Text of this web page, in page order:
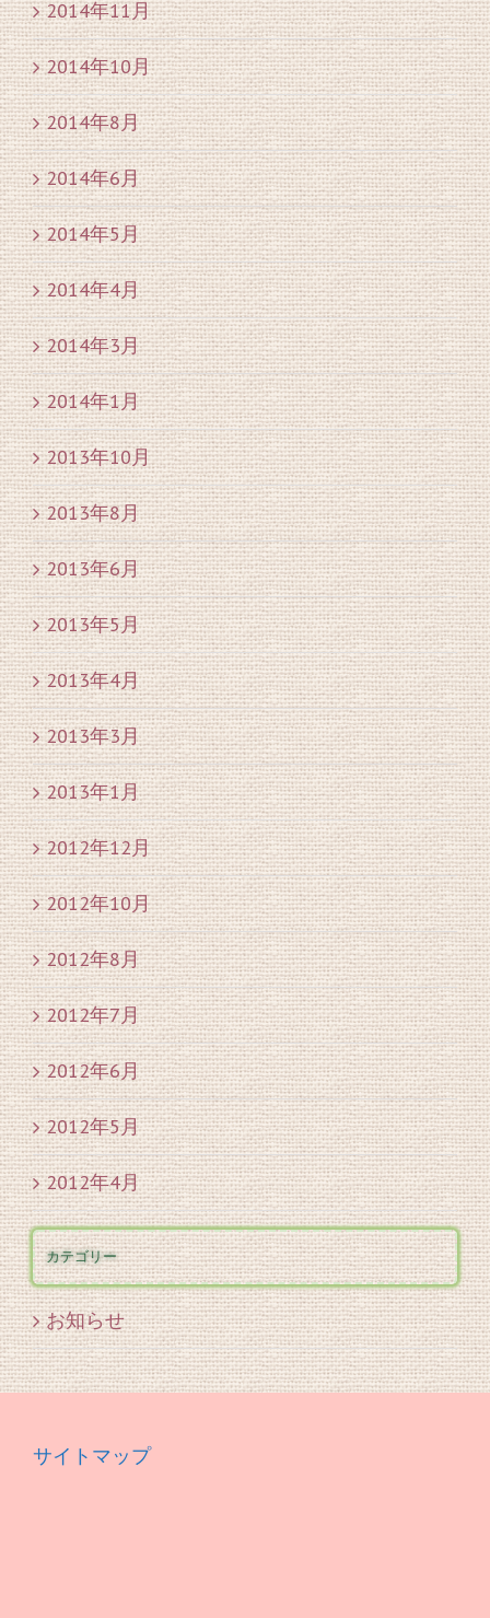
2014年11月
2014年10月
2014年8月
2014年6月
2014年5月
2014年4月
2014年3月
2014年1月
2013年10月
2013年8月
2013年6月
2013年5月
2013年4月
2013年3月
2013年1月
2012年12月
2012年10月
2012年8月
2012年7月
2012年6月
2012年5月
2012年4月
カテゴリー
お知らせ
サイトマップ